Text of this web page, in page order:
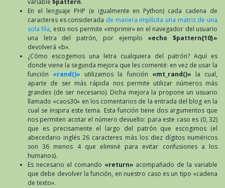
variable $pattern.
En el lenguaje PHP (e igualmente en Python) cada cadena de
caracteres es considerada de manera implícita una matriz de una
sola fila, esto nos permite «imprimir» en el navegador del usuario
una letra del patrón, por ejemplo «echo $pattern{10}»
devolverá «b».
¿Cómo escogemos una letra cualquiera del patrón? Aquí es
donde viene la segunda mejora que les comenté: en vez de usar la
función «rand()» utilizamos la función «mt_rand()» la cual,
aparte de ser más rápida nos permite utilizar números más
grandes (de ser necesario). Dicha mejora la propone un usuario
llamado «caos30» en los comentarios de la entrada del blog en la
cual se inspira este tema. Esta función tiene dos argumentos que
nos permiten acotar el número devuelto: para este caso es (0, 32)
que es precisamente el largo del patrón que escogimos (el
abecedario inglés 26 caracteres más los diez dígitos numéricos
son 36 menos 4 que eliminé para evitar confusiones a los
humanos).
Es necesario el comando «return» acompañado de la variable
que debe devolver la función, en nuestro caso es un tipo «cadena
de texto».